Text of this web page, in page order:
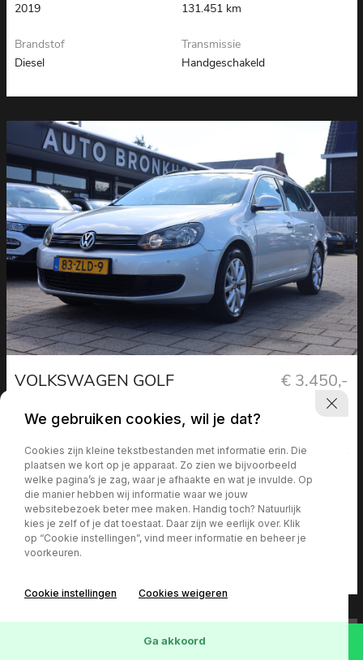
2019
131.451 km
Brandstof
Diesel
Transmissie
Handgeschakeld
VOLKSWAGEN GOLF
Variant 1.6 TDI COMFORT |
NAVI | CLIMA | CRUISE
€ 3.450,-
Bouwjaar
2013
KM-stand
324.845 km
Brandstof
Diesel
Transmissie
We gebruiken cookies, wil je dat?
Cookies zijn kleine tekstbestanden met informatie erin. Die
plaatsen we kort op je apparaat. Zo zien we bijvoorbeeld
welke pagina’s je zag, waar je afhaakte en wat je invulde. Op
die manier hebben wij informatie waar we jouw
websitebezoek beter mee maken. Handig toch? Natuurlijk
kies je zelf of je dat toestaat. Daar zijn we eerlijk over. Klik
op “Cookie instellingen”, vind meer informatie en beheer je
voorkeuren.
Cookie instellingen Cookies weigeren
Ga akkoord